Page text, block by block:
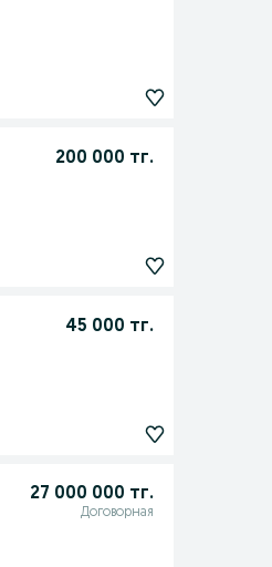
200 000 тг.
45 000 тг.
27 000 000 тг.
Договорная